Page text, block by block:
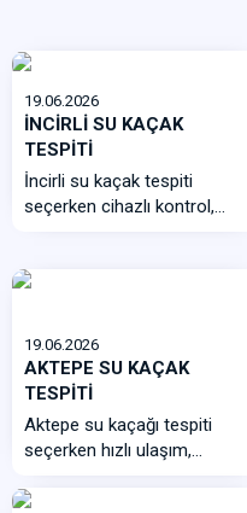
19.06.2026
İNCİRLİ SU KAÇAK
TESPİTİ
İncirli su kaçak tespiti
seçerken cihazlı kontrol,
19.06.2026
AKTEPE SU KAÇAK
TESPİTİ
Aktepe su kaçağı tespiti
seçerken hızlı ulaşım,
apartman dü...